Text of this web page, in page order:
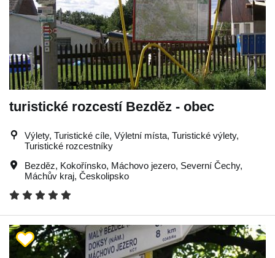
turistické rozcestí Bezděz - obec
Výlety, Turistické cíle, Výletní místa, Turistické výlety,
Turistické rozcestníky
Bezděz, Kokořínsko, Máchovo jezero, Severní Čechy,
Máchův kraj, Českolipsko